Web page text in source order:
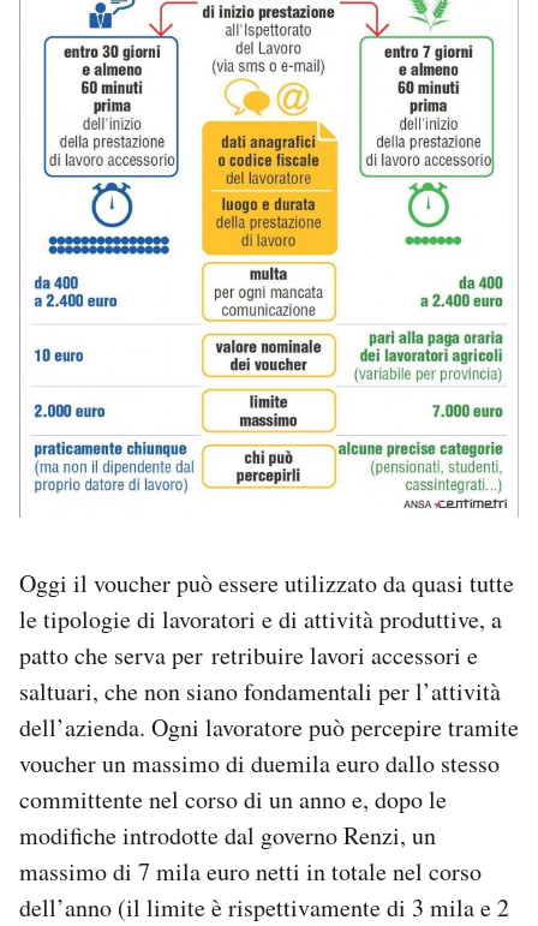
Oggi il voucher può essere utilizzato da quasi tutte
le tipologie di lavoratori e di attività produttive, a
patto che serva per retribuire lavori accessori e
saltuari, che non siano fondamentali per l’attività
dell’azienda. Ogni lavoratore può percepire tramite
voucher un massimo di duemila euro dallo stesso
committente nel corso di un anno e, dopo le
modifiche introdotte dal governo Renzi, un
massimo di 7 mila euro netti in totale nel corso
dell’anno (il limite è rispettivamente di 3 mila e 2